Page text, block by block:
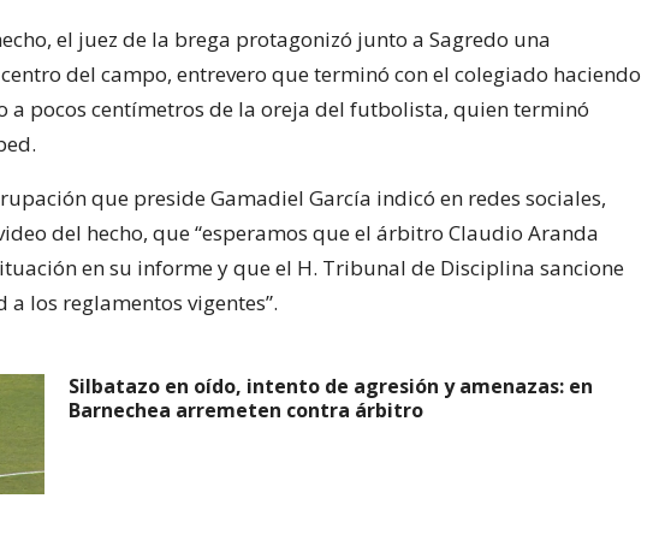
el juez de la brega protagonizó junto a Sagredo una
del campo, entrevero que terminó con el colegiado haciendo
a pocos centímetros de la oreja del futbolista, quien terminó
que preside Gamadiel García indicó en redes sociales,
del hecho, que “esperamos que el árbitro Claudio Aranda
en su informe y que el H. Tribunal de Disciplina sancione
los reglamentos vigentes”.
Silbatazo en oído, intento de agresión y amenazas: en
Barnechea arremeten contra árbitro